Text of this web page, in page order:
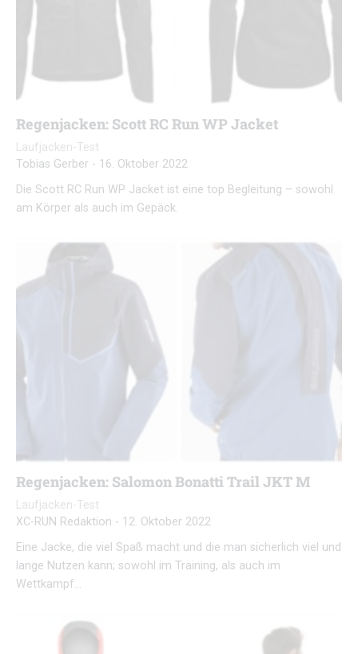
Regenjacken: Scott RC Run WP Jacket
Laufjacken-Test
Tobias Gerber - 16. Oktober 2022
Die Scott RC Run WP Jacket ist eine top Begleitung – sowohl
am Körper als auch im Gepäck.
Regenjacken: Salomon Bonatti Trail JKT M
Laufjacken-Test
XC-RUN Redaktion - 12. Oktober 2022
Eine Jacke, die viel Spaß macht und die man sicherlich viel und
lange Nutzen kann; sowohl im Training, als auch im
Wettkampf…